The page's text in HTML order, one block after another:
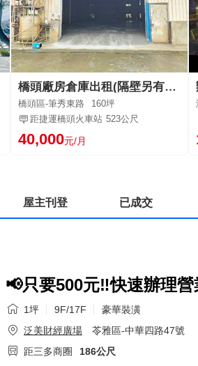
橋頭廠房倉庫出租(隔壁另有100坪3萬元)
橋頭區-筆秀東路
160坪
距捷運橋頭火車站 523公尺
40,000元/月
屋主刊登 已成交
📢只要500元‼️快速辦理
1坪 9F/17F
豪華裝潢
泛美財經廣場
苓雅區-中華四路47號
距三多商圈
186公尺